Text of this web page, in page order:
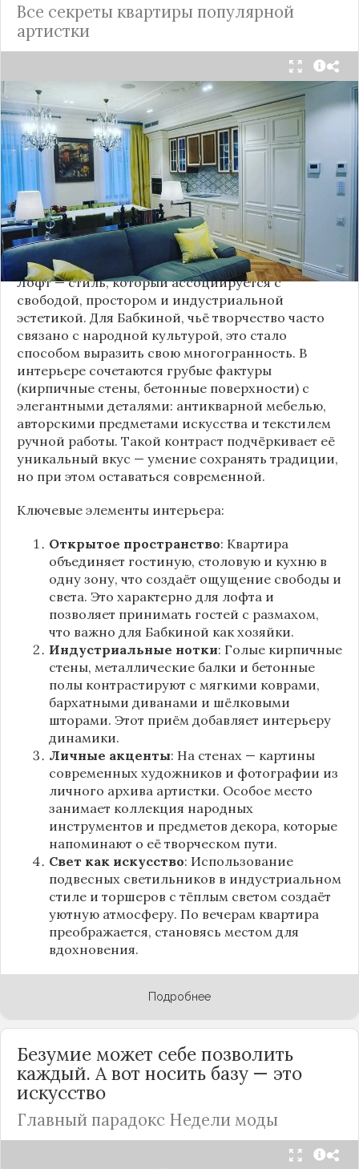
Все секреты квартиры популярной
артистки
Народная артисткаРоссииНадежда Бабкина,
известная своей любовью к традиционному
стилю и народной эстетике, удивила
поклонников, выбрав для своей новой
московской квартиры современный стиль лофт.
Это решение стало настоящим откровением,
демонстрирующим её умение сочетать классику
и актуальные тенденции. Подробности о
проекте раскрывает канал “DOMEO | РЕМОНТ
КВАРТИР | НЕДВИЖИМОСТЬ” 2.
Лофт — стиль, который ассоциируется с
свободой, простором и индустриальной
эстетикой. Для Бабкиной, чьё творчество часто
связано с народной культурой, это стало
способом выразить свою многогранность. В
интерьере сочетаются грубые фактуры
(кирпичные стены, бетонные поверхности) с
элегантными деталями: антикварной мебелью,
авторскими предметами искусства и текстилем
ручной работы. Такой контраст подчёркивает её
уникальный вкус — умение сохранять традиции,
но при этом оставаться современной.
Ключевые элементы интерьера:
Открытое пространство: Квартира
объединяет гостиную, столовую и кухню в
одну зону, что создаёт ощущение свободы и
света. Это характерно для лофта и
позволяет принимать гостей с размахом,
что важно для Бабкиной как хозяйки.
Индустриальные нотки: Голые кирпичные
стены, металлические балки и бетонные
полы контрастируют с мягкими коврами,
бархатными диванами и шёлковыми
шторами. Этот приём добавляет интерьеру
динамики.
Личные акценты: На стенах — картины
современных художников и фотографии из
личного архива артистки. Особое место
занимает коллекция народных
инструментов и предметов декора, которые
напоминают о её творческом пути.
Свет как искусство: Использование
подвесных светильников в индустриальном
стиле и торшеров с тёплым светом создаёт
уютную атмосферу. По вечерам квартира
преображается, становясь местом для
вдохновения.
Подробнее
Безумие может себе позволить
каждый. А вот носить базу — это
искусство
Главный парадокс Недели моды